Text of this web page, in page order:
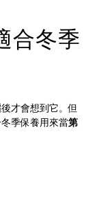
合冬季
才會想到它。但
季保養用來當第